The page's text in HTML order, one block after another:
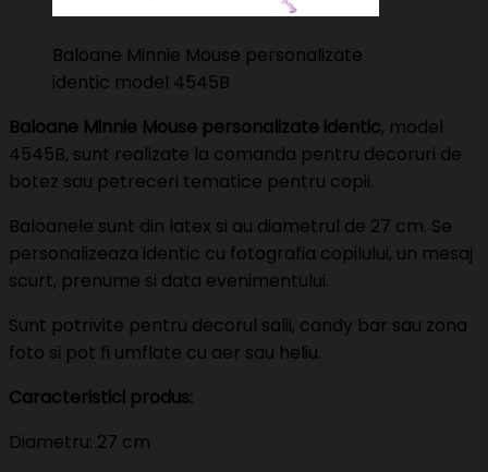
Baloane Minnie Mouse personalizate
identic model 4545B
Baloane Minnie Mouse personalizate identic, model
4545B, sunt realizate la comanda pentru decoruri de
botez sau petreceri tematice pentru copii.
Baloanele sunt din latex si au diametrul de 27 cm. Se
personalizeaza identic cu fotografia copilului, un mesaj
scurt, prenume si data evenimentului.
Sunt potrivite pentru decorul salii, candy bar sau zona
foto si pot fi umflate cu aer sau heliu.
Caracteristici produs:
Diametru: 27 cm